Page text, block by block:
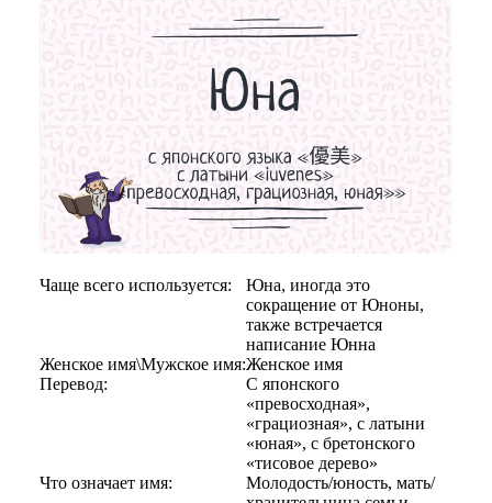
Чаще всего используется:
Юна, иногда это
сокращение от Юноны,
также встречается
написание Юнна
Женское имя\Мужское имя:Женское имя
Перевод:
С японского
«превосходная»,
«грациозная», с латыни
«юная», с бретонского
«тисовое дерево»
Что означает имя:
Молодость/юность, мать/